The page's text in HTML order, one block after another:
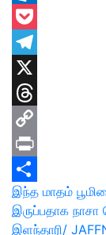
Outlook.com
Pocket
Telegram
X
Threads
Copy
Link
Print
Share
Post
இந்த மாதம்
இருப்பதாக நாசா
இளந்தாரி/